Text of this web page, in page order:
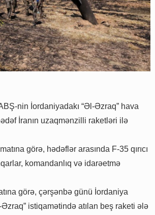
nin İordaniyadakı “Əl-Əzraq” hava
İranın uzaqmənzilli raketləri ilə
görə, hədəflər arasında F-35 qırıcı
komandanlıq və idarəetmə
görə, çərşənbə günü İordaniya
istiqamətində atılan beş raketi ələ